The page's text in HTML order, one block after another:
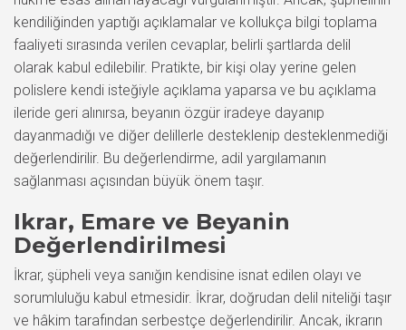
kendiliğinden yaptığı açıklamalar ve kollukça bilgi toplama
faaliyeti sırasında verilen cevaplar, belirli şartlarda delil
olarak kabul edilebilir. Pratikte, bir kişi olay yerine gelen
polislere kendi isteğiyle açıklama yaparsa ve bu açıklama
ileride geri alınırsa, beyanın özgür iradeye dayanıp
dayanmadığı ve diğer delillerle desteklenip desteklenmediği
değerlendirilir. Bu değerlendirme, adil yargılamanın
sağlanması açısından büyük önem taşır.
Ikrar, Emare ve Beyanin
Değerlendirilmesi
İkrar, şüpheli veya sanığın kendisine isnat edilen olayı ve
sorumluluğu kabul etmesidir. İkrar, doğrudan delil niteliği taşır
ve hâkim tarafından serbestçe değerlendirilir. Ancak, ikrarın